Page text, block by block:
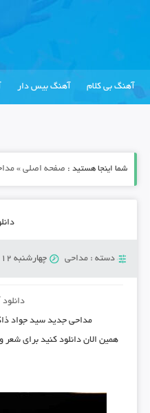
آهنگ بی کلام آهنگ بیس دار
شما اینجا هستید : صفحه اصلی»
دسته : مداحی چهارشنبه 12 سپتامبر 2018
مداحی جدید سید جواد
همین الان دانلود کنید برای